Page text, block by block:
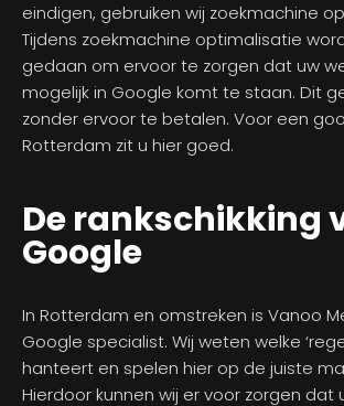
eindigen, gebruiken wij zoekmachine
Tijdens zoekmachine optimalisatie
gedaan om ervoor te zorgen dat uw
mogelijk in Google komt te staan. Dit
zonder ervoor te betalen. Voor een
Rotterdam zit u hier goed.
De rankschikking
Google
In Rotterdam en omstreken is Vanoo
Google specialist. Wij weten welke
hanteert en spelen hier op de juiste
Hierdoor kunnen wij er voor zorgen dat